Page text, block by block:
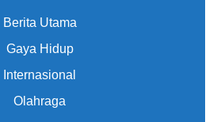
Berita Utama
Gaya Hidup
Internasional
Olahraga